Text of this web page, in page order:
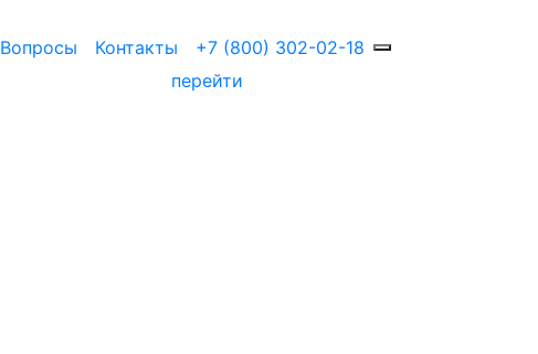
перейти
Вопросы Контакты +7 (800) 302-02-18